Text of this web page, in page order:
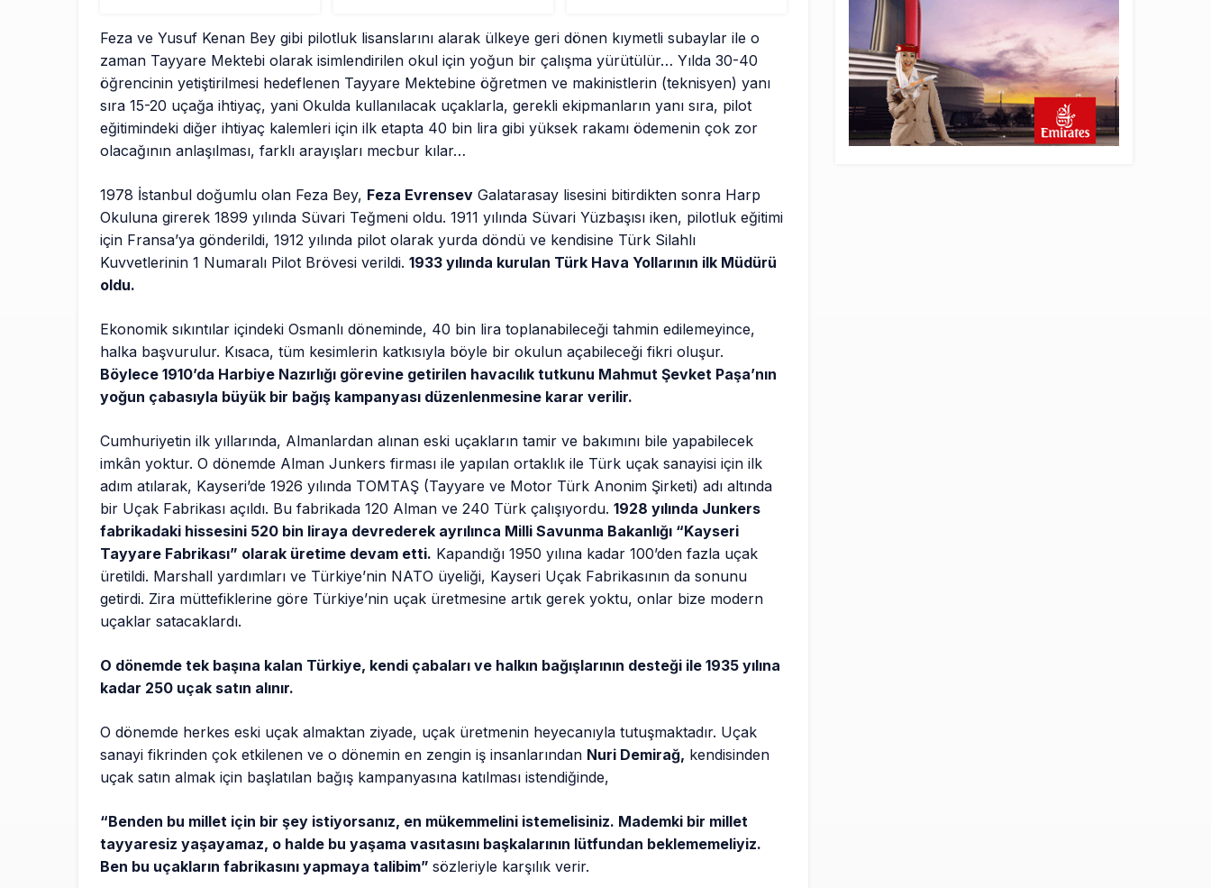
Feza ve Yusuf Kenan Bey gibi pilotluk lisanslarını alarak ülkeye geri dönen kıymetli subaylar ile o
zaman Tayyare Mektebi olarak isimlendirilen okul için yoğun bir çalışma yürütülür… Yılda 30-40
öğrencinin yetiştirilmesi hedeflenen Tayyare Mektebine öğretmen ve makinistlerin (teknisyen) yanı
sıra 15-20 uçağa ihtiyaç, yani Okulda kullanılacak uçaklarla, gerekli ekipmanların yanı sıra, pilot
eğitimindeki diğer ihtiyaç kalemleri için ilk etapta 40 bin lira gibi yüksek rakamı ödemenin çok zor
olacağının anlaşılması, farklı arayışları mecbur kılar…
1978 İstanbul doğumlu olan Feza Bey, Feza Evrensev Galatarasay lisesini bitirdikten sonra Harp
Okuluna girerek 1899 yılında Süvari Teğmeni oldu. 1911 yılında Süvari Yüzbaşısı iken, pilotluk eğitimi
için Fransa’ya gönderildi, 1912 yılında pilot olarak yurda döndü ve kendisine Türk Silahlı
Kuvvetlerinin 1 Numaralı Pilot Brövesi verildi.1933 yılında kurulan Türk Hava Yollarının ilk Müdürü
oldu.
Ekonomik sıkıntılar içindeki Osmanlı döneminde, 40 bin lira toplanabileceği tahmin edilemeyince,
halka başvurulur. Kısaca, tüm kesimlerin katkısıyla böyle bir okulun açabileceği fikri oluşur.
Böylece 1910’da Harbiye Nazırlığı görevine getirilen havacılık tutkunu Mahmut Şevket Paşa’nın
yoğun çabasıyla büyük bir bağış kampanyası düzenlenmesine karar verilir.
Cumhuriyetin ilk yıllarında, Almanlardan alınan eski uçakların tamir ve bakımını bile yapabilecek
imkân yoktur. O dönemde Alman Junkers firması ile yapılan ortaklık ile Türk uçak sanayisi için ilk
adım atılarak, Kayseri’de 1926 yılında TOMTAŞ (Tayyare ve Motor Türk Anonim Şirketi) adı altında
bir Uçak Fabrikası açıldı. Bu fabrikada 120 Alman ve 240 Türk çalışıyordu.1928 yılında Junkers
fabrikadaki hissesini 520 bin liraya devrederek ayrılınca Milli Savunma Bakanlığı “Kayseri
Tayyare Fabrikası” olarak üretime devam etti. Kapandığı 1950 yılına kadar 100’den fazla uçak
üretildi. Marshall yardımları ve Türkiye’nin NATO üyeliği, Kayseri Uçak Fabrikasının da sonunu
getirdi. Zira müttefiklerine göre Türkiye’nin uçak üretmesine artık gerek yoktu, onlar bize modern
uçaklar satacaklardı.
O dönemde tek başına kalan Türkiye, kendi çabaları ve halkın bağışlarının desteği ile 1935 yılına
kadar 250 uçak satın alınır.
O dönemde herkes eski uçak almaktan ziyade, uçak üretmenin heyecanıyla tutuşmaktadır. Uçak
sanayi fikrinden çok etkilenen ve o dönemin en zengin iş insanlarından Nuri Demirağ, kendisinden
uçak satın almak için başlatılan bağış kampanyasına katılması istendiğinde,
“Benden bu millet için bir şey istiyorsanız, en mükemmelini istemelisiniz. Mademki bir millet
tayyaresiz yaşayamaz, o halde bu yaşama vasıtasını başkalarının lütfundan beklememeliyiz.
Ben bu uçakların fabrikasını yapmaya talibim”sözleriyle karşılık verir.
Airbus Temmuz bilançosunu
açıkladı: 204 yeni sipariş
18 saat önce
İstanbul uçağına polis